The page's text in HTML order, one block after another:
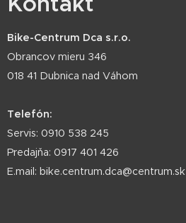
Bike-Centrum Dca s.r.o.
Obrancov mieru 346
018 41 Dubnica nad Váhom
Telefón:
Servis: 0910 538 245
Predajňa: 0917 401 426
E.mail: bike.centrum.dca@centrum.sk